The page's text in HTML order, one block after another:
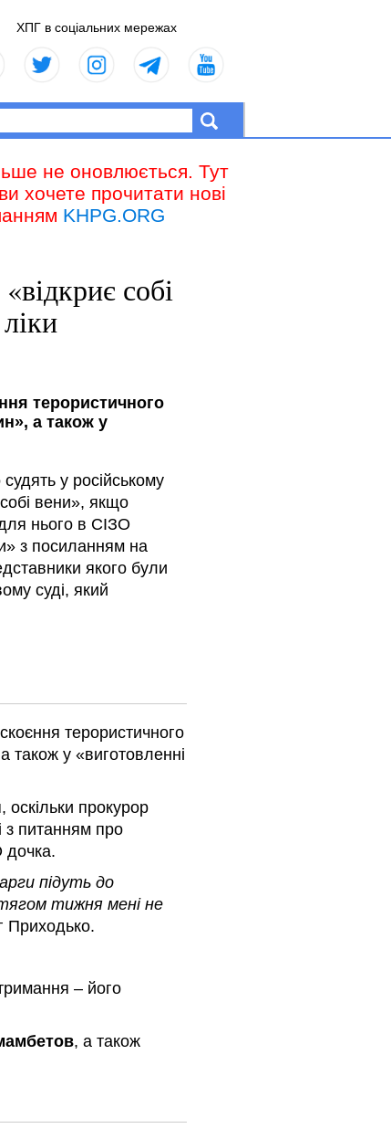
ХПГ в соціальних мережах
не оновлюється. Тут
хочете прочитати нові
KHPG.ORG
собі
терористичного
а також у
судять у російському
вени», якщо
нього в СІЗО
з посиланням на
якого були
суді, який
терористичного
також у «виготовленні
прокурор
з питанням про
дочка.
підуть до
тижня мені не
Приходько.
– його
, а також